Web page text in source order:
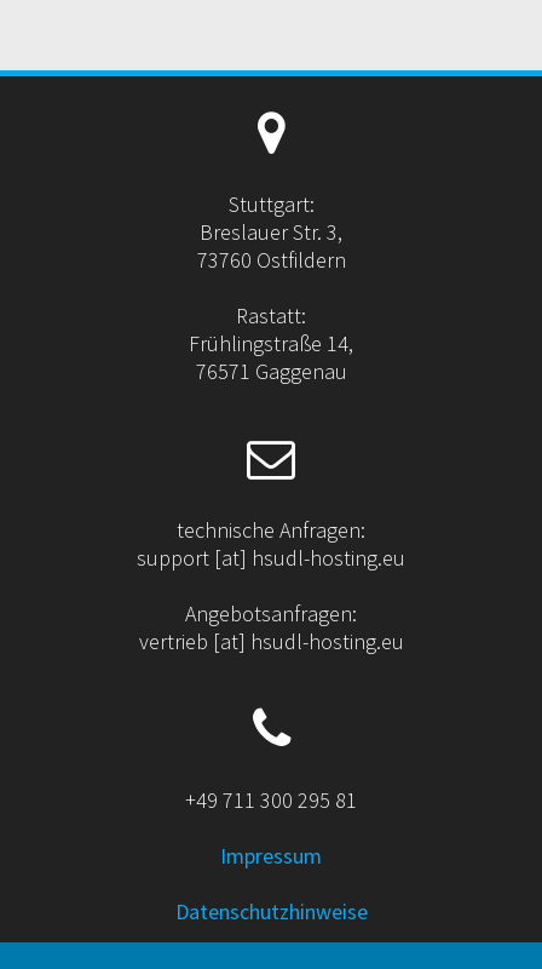
Stuttgart:
Breslauer Str. 3,
73760 Ostfildern
Rastatt:
Frühlingstraße 14,
76571 Gaggenau
technische Anfragen:
support [at] hsudl-hosting.eu
Angebotsanfragen:
vertrieb [at] hsudl-hosting.eu
+49 711 300 295 81
Impressum
Datenschutzhinweise